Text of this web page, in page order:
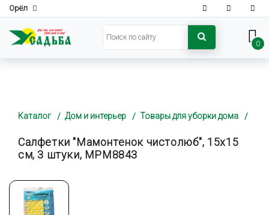
Орёл
0
Каталог Дом и интерьер Товары для уборки дома
Салфетки "Мамонтенок чистолюб", 15х15
см, 3 штуки, MPM8843